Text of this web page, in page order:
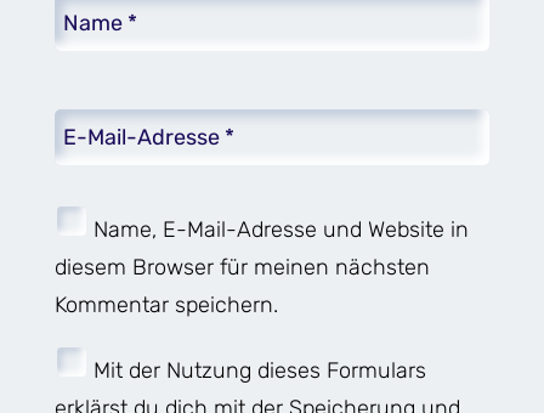
Name, E-Mail-Adresse und Website in
diesem Browser für meinen nächsten
Kommentar speichern.
Mit der Nutzung dieses Formulars